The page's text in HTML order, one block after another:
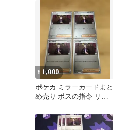
トデッキ100
¥ 1,000
ポケカ ミラーカードまと
め売り ボスの指令 リー